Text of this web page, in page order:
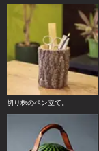
切り株のペン立て。